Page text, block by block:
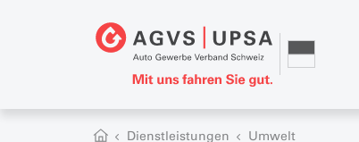
Dienstleistungen Umwelt